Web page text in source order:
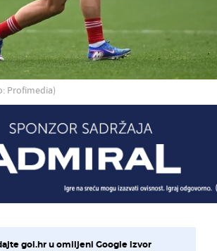
Profimedia)
gol.hr u omiljeni Google izvor